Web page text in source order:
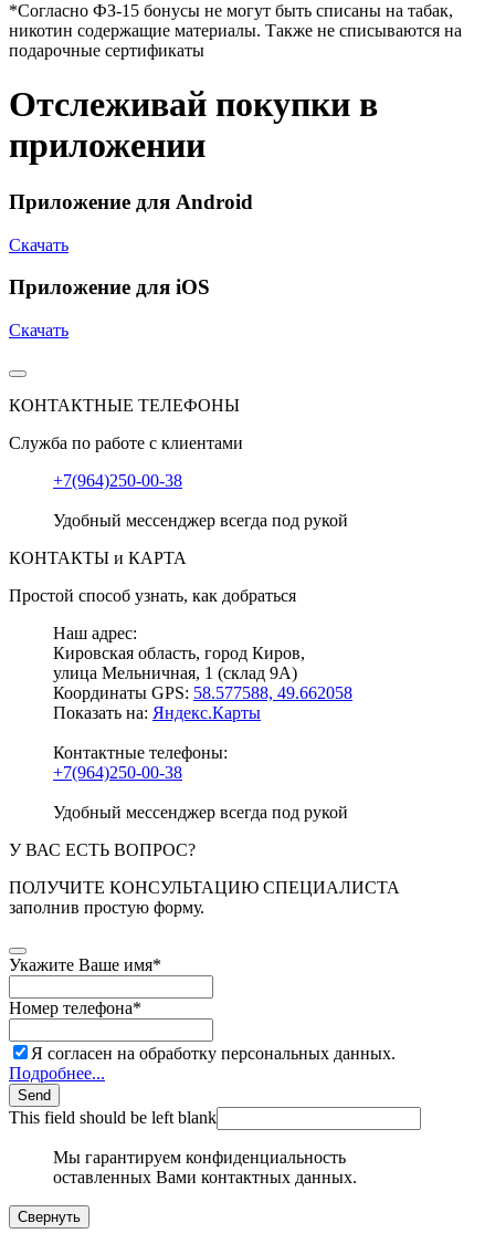
*Согласно ФЗ-15 бонусы не могут быть списаны на табак,
никотин содержащие материалы. Также не списываются на
подарочные сертификаты
Отслеживай покупки в
приложении
Приложение для Android
Скачать
Приложение для iOS
Скачать
КОНТАКТНЫЕ ТЕЛЕФОНЫ
Служба по работе с клиентами
+7(964)250-00-38
Удобный мессенджер всегда под рукой
КОНТАКТЫ и КАРТА
Простой способ узнать, как добраться
Наш адрес:
Кировская область, город Киров,
улица Мельничная, 1 (склад 9А)
Координаты GPS: 58.577588, 49.662058
Показать на: Яндекс.Карты
Контактные телефоны:
+7(964)250-00-38
Удобный мессенджер всегда под рукой
У ВАС ЕСТЬ ВОПРОС?
ПОЛУЧИТЕ КОНСУЛЬТАЦИЮ СПЕЦИАЛИСТА
заполнив простую форму.
Укажите Ваше имя*
Номер телефона*
Я согласен на обработку персональных данных.
Подробнее...
Send
This field should be left blank
Мы гарантируем конфиденциальность
оставленных Вами контактных данных.
Свернуть